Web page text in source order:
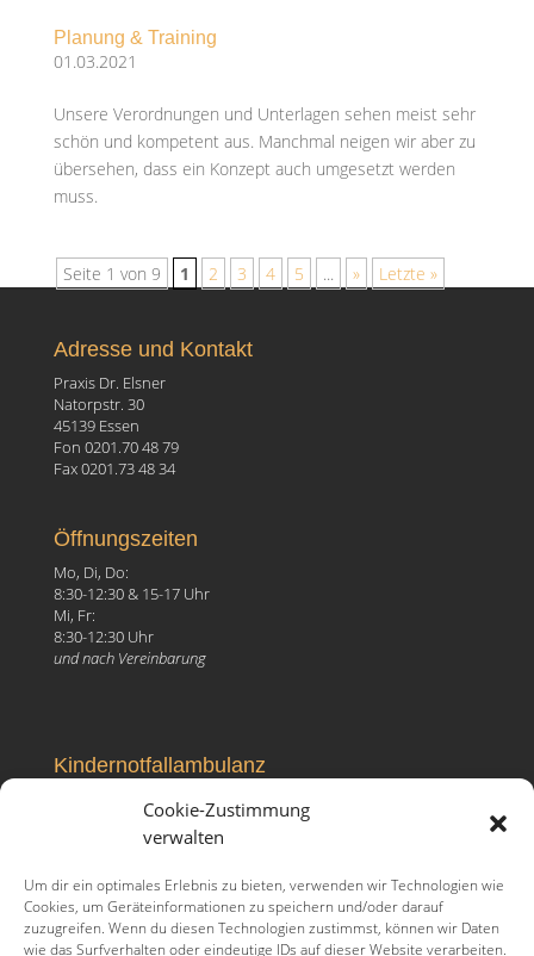
Cookie-Zustimmung
verwalten
Um dir ein optimales Erlebnis zu bieten, verwenden wir Technologien wie
Cookies, um Geräteinformationen zu speichern und/oder darauf
zuzugreifen. Wenn du diesen Technologien zustimmst, können wir Daten
wie das Surfverhalten oder eindeutige IDs auf dieser Website verarbeiten.
Planung & Training
01.03.2021
Unsere Verordnungen und Unterlagen sehen meist sehr
schön und kompetent aus. Manchmal neigen wir aber zu
übersehen, dass ein Konzept auch umgesetzt werden
muss.
Seite 1 von 9 1 2 3 4 5 ... » Letzte »
Adresse und Kontakt
Praxis Dr. Elsner
Natorpstr. 30
45139 Essen
Fon 0201.70 48 79
Fax 0201.73 48 34
Öffnungszeiten
Mo, Di, Do:
8:30-12:30 & 15-17 Uhr
Mi, Fr:
8:30-12:30 Uhr
und nach Vereinbarung
Kindernotfallambulanz
Elisabeth-Krankenhaus
Ruhrallee 81, 45138 Essen
Fon 0201.27 99 096